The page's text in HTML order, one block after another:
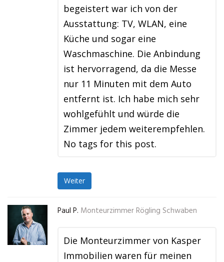
begeistert war ich von der
Ausstattung: TV, WLAN, eine
Küche und sogar eine
Waschmaschine. Die Anbindung
ist hervorragend, da die Messe
nur 11 Minuten mit dem Auto
entfernt ist. Ich habe mich sehr
wohlgefühlt und würde die
Zimmer jedem weiterempfehlen.
No tags for this post.
Weiter
Paul P. Monteurzimmer Rögling Schwaben
Die Monteurzimmer von Kasper
Immobilien waren für meinen